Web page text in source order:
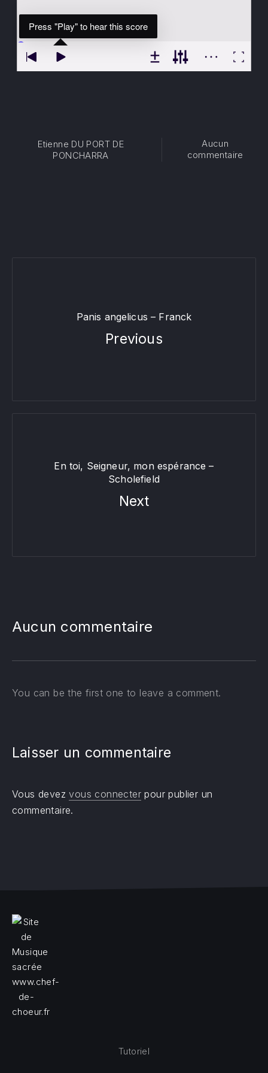
Etienne DU PORT DE
PONCHARRA
Aucun
commentaire
Panis angelicus – Franck
Previous
En toi, Seigneur, mon espérance –
Scholefield
Next
Aucun commentaire
You can be the first one to leave a comment.
Laisser un commentaire
Vous devezvous connecter pour publier un
commentaire.
Tutoriel